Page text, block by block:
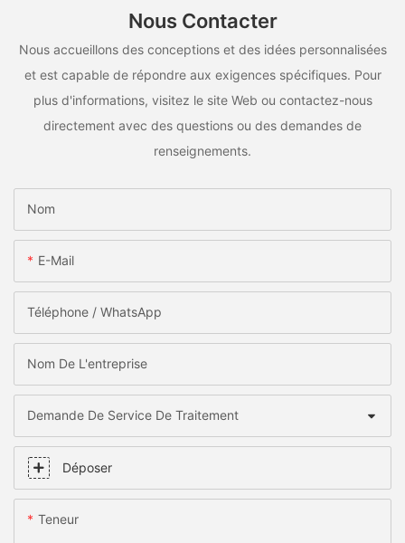
Nous Contacter
Nous accueillons des conceptions et des idées personnalisées
et est capable de répondre aux exigences spécifiques. Pour
plus d'informations, visitez le site Web ou contactez-nous
directement avec des questions ou des demandes de
renseignements.
Nom
E-Mail
Téléphone / WhatsApp
Nom De L'entreprise
Demande De Service De Traitement
Déposer
Teneur